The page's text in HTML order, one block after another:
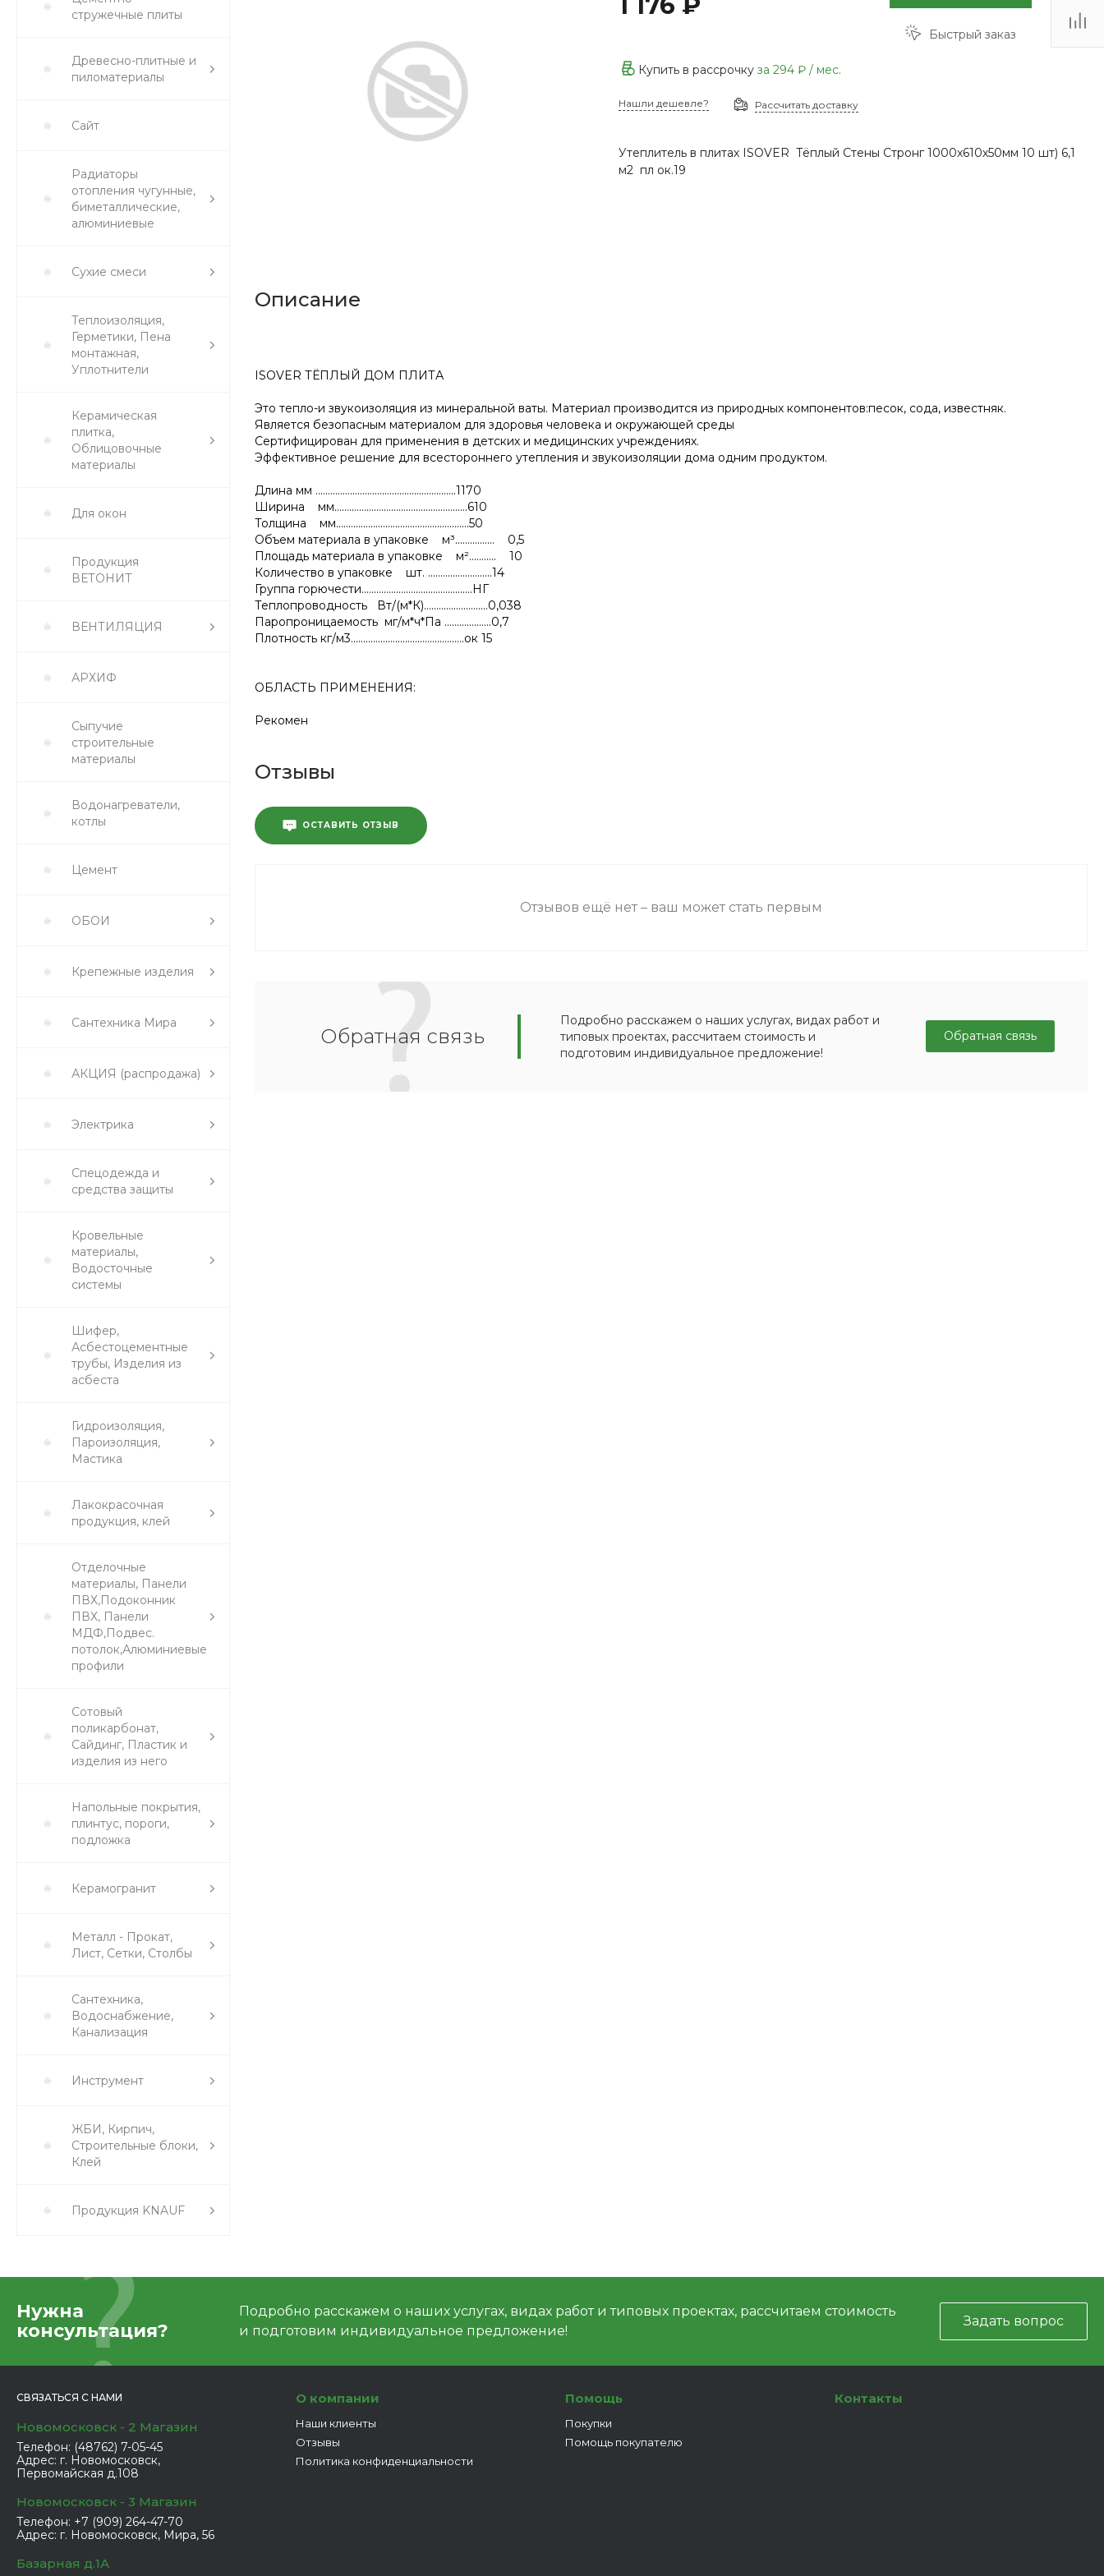
г. Кимовск,
Первомайская д.41
стружечные плиты
Древесно-плитные и
пиломатериалы
Сайт
Радиаторы
отопления чугунные,
биметаллические,
алюминиевые
Сухие смеси
Теплоизоляция,
Герметики, Пена
монтажная,
Уплотнители
Керамическая
плитка,
Облицовочные
материалы
Для окон
Продукция
ВЕТОНИТ
ВЕНТИЛЯЦИЯ
АРХИФ
Сыпучие
строительные
материалы
Водонагреватели,
котлы
Цемент
ОБОИ
Крепежные изделия
Сантехника Мира
АКЦИЯ (распродажа)
Электрика
Спецодежда и
средства защиты
Кровельные
материалы,
Водосточные
системы
Шифер,
Асбестоцементные
трубы, Изделия из
асбеста
Гидроизоляция,
Пароизоляция,
Мастика
Лакокрасочная
продукция, клей
Отделочные
материалы, Панели
ПВХ,Подоконник
ПВХ, Панели
МДФ,Подвес.
потолок,Алюминиевые
профили
Сотовый
поликарбонат,
Сайдинг, Пластик и
изделия из него
Напольные покрытия,
плинтус, пороги,
подложка
Керамогранит
Металл - Прокат,
Лист, Сетки, Столбы
Сантехника,
Водоснабжение,
Канализация
Инструмент
ЖБИ, Кирпич,
Строительные блоки,
Клей
Продукция KNAUF
Быстрый заказ
Купить в рассрочку за 294 ₽/ мес.
Нашли дешевле? Рассчитать доставку
Утеплитель в плитах ISOVER Тёплый Стены Стронг 1000х610х50мм 10 шт) 6,1
м2 пл ок.19
Описание
ISOVER ТЁПЛЫЙ ДОМ ПЛИТА
Это тепло-и звукоизоляция из минеральной ваты. Материал производится из природных компонентов:песок, сода, известняк.
Является безопасным материалом для здоровья человека и окружающей среды
Сертифицирован для применения в детских и медицинских учреждениях.
Эффективное решение для всестороннего утепления и звукоизоляции дома одним продуктом.
Длина мм .........................................................1170
Ширина мм......................................................610
Толщина мм......................................................50
Объем материала в упаковке м³................ 0,5
Площадь материала в упаковке м²........... 10
Количество в упаковке шт. ..........................14
Группа горючести.............................................НГ
Теплопроводность Вт/(м*К)..........................0,038
Паропроницаемость мг/м*ч*Па ...................0,7
Плотность кг/м3..............................................ок 15
ОБЛАСТЬ ПРИМЕНЕНИЯ:
Рекомен
Отзывы
ОСТАВИТЬ ОТЗЫВ
Отзывов ещё нет – ваш может стать первым
Обратная связь
Подробно расскажем о наших услугах, видах работ и
типовых проектах, рассчитаем стоимость и
подготовим индивидуальное предложение!
Обратная связь
Нужна
консультация?
Подробно расскажем о наших услугах, видах работ и типовых проектах, рассчитаем стоимость
и подготовим индивидуальное предложение!
Задать вопрос
СВЯЗАТЬСЯ С НАМИ
Новомосковск - 2 Магазин
Телефон: (48762) 7-05-45
Адрес: г. Новомосковск,
Первомайская д.108
Новомосковск - 3 Магазин
Телефон: +7 (909) 264-47-70
Адрес: г. Новомосковск, Мира, 56
Базарная д.1А
О компании
Наши клиенты
Отзывы
Политика конфиденциальности
Помощь
Покупки
Помощь покупателю
Контакты